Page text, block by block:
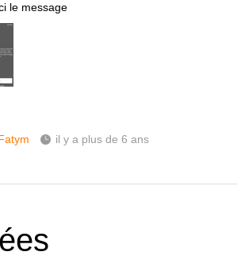
le message
il y a plus de 6 ans